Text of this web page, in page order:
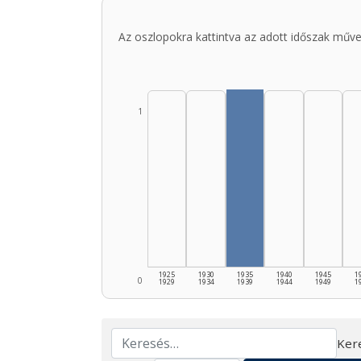
Az oszlopokra kattintva az adott időszak
0
1
1925
1929
1930
1934
1935
1939
1940
1944
1945
1949